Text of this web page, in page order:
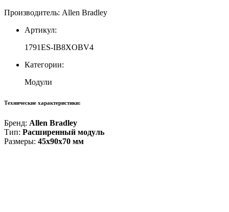
Производитель: Allen Bradley
Артикул:
1791ES-IB8XOBV4
Категории:
Модули
Технические характеристики:
Бренд: Allen Bradley
Тип: Расширенный модуль
Размеры: 45x90x70 мм